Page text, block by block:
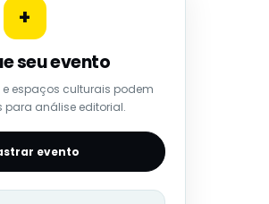
+
seu evento
e espaços culturais podem
para análise editorial.
evento